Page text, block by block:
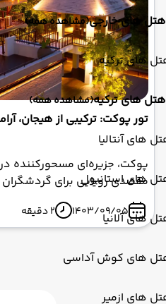
هتل های خارجی(مشاهده همه)
های ترکیه
هتل های ترکیه(مشاهده همه)
های آنتالیا
های استانبول
های آلانیا
های کوش آداسی
های ازمیر
تور پوکت: ترکیبی از هیجان،
پوکت، جزیره‌ای مسحورکننده
مقصدی رویایی برای
می‌شود. این جزیره با سواحل
فرهنگ غنی خود، تجربه‌ای
را ارائه می‌دهد. اگر شما هم با
پرواز به این بهشت سفر کنید،
فراموش‌نشدنی را با خود به
1403/09/05 2 دقیقه